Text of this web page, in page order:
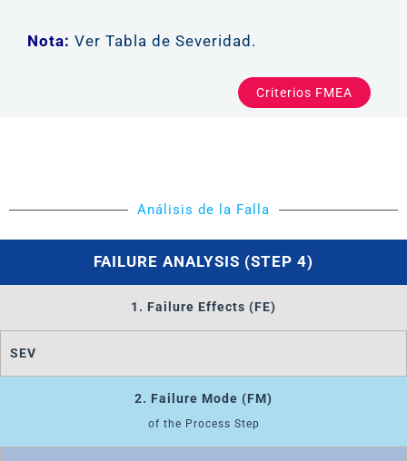
Nota: Ver Tabla de Severidad.
Criterios FMEA
Análisis de la Falla
FAILURE ANALYSIS (STEP 4)
1. Failure Effects (FE)
SEV
2. Failure Mode (FM)
of the Process Step